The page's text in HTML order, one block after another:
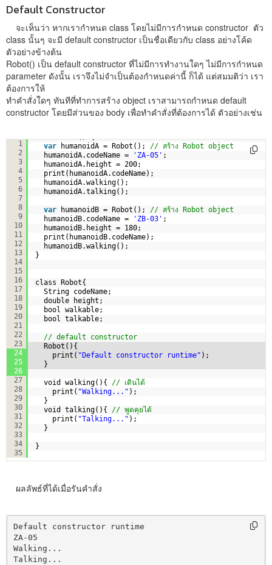
Default Constructor
จะเห็นว่า หากเรากำหนด class โดยไม่มีการกำหนด constructor ตัว
class นั้นๆ จะมี default constructor เป็นชื่อเดียวกับ class อย่างโค้ด
ตัวอย่างข้างต้น
Robot() เป็น default constructor ที่ไม่มีการทำงานใดๆ ไม่มีการกำหนด
parameter ดังนั้น เราจึงไม่จำเป็นต้องกำหนดค่านี้ ก็ได้ แต่สมมติว่า เรา
ต้องการให้
ทำคำสั่งใดๆ ทันทีที่ทำการสร้าง object เราสามารถกำหนด default
constructor โดยมีส่วนของ body เพื่อทำคำสั่งที่ต้องการได้ ตัวอย่างเช่น
1
2
3
4
5
6
7
8
9
10
11
12
13
14
15
16
17
18
19
20
21
22
23
24
25
26
27
28
29
30
31
32
33
34
35
var
humanoidA = Robot(); // สร้าง Robot object
humanoidA.codeName =
'ZA-05' ;
humanoidA.height = 200;
print(humanoidA.codeName);
humanoidA.walking();
humanoidA.talking();
var humanoidB = Robot(); // สร้าง Robot object
humanoidB.codeName =
'ZB-03' ;
humanoidB.height = 180;
print(humanoidB.codeName);
humanoidB.walking();
}
class Robot{
String codeName;
double height;
bool walkable;
bool talkable;
// default constructor
Robot(){
print( "Default constructor runtime" );
}
void walking(){ // เดินได้
print( "Walking..." );
}
void talking(){ // พูดคุยได้
print( "Talking..." );
}
}
ผลลัพธ์ที่ได้เมื่อรันคำสั่ง
Default constructor runtime
ZA-05
Walking...
Talking...